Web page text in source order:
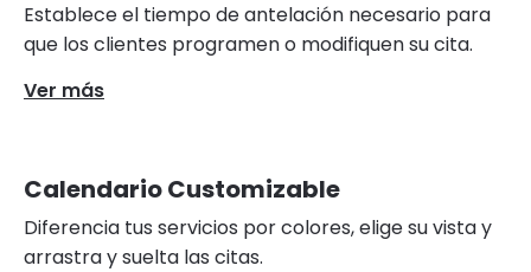
Establece el tiempo de antelación necesario para
que los clientes programen o modifiquen su cita.
Ver más
Calendario Customizable
Diferencia tus servicios por colores, elige su vista y
arrastra y suelta las citas.